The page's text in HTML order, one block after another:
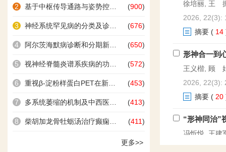
2 基于中枢传导通路与姿势控制理论的神经调控诊疗技术的基本原理及临床应用 (900)
3 神经系统罕见病的分类及诊治进展 (676)
4 阿尔茨海默病诊断和分期新标准：生物标志物引领的精准医疗时代 (650)
5 视神经脊髓炎谱系疾病的功能障碍及康复治疗进展 (572)
6 重视β-淀粉样蛋白PET在新时代阿尔茨海默病诊疗中的价值 (453)
7 多系统萎缩的机制及中西医诊疗进展 (413)
8 柴胡加龙骨牡蛎汤治疗癫痫的研究进展 (411)
更多>>
徐培丽, 王
2026, 22(3):
摘要 ( 14
形神合一到
王义楷, 顾
2026, 22(3):
摘要 ( 20
“形神同治”
冯忻悦, 王建
2026, 22(3):